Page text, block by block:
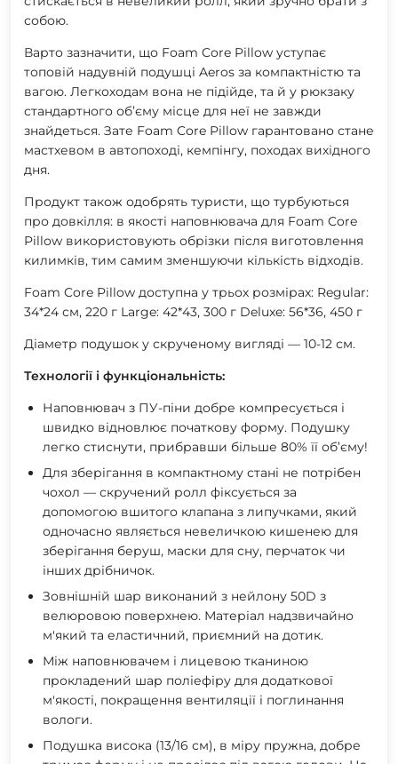
собою.
Варто зазначити, що Foam Core Pillow уступає
топовій надувній подушці Aeros за компактністю та
вагою. Легкоходам вона не підійде, та й у рюкзаку
стандартного об’єму місце для неї не завжди
знайдеться. Зате Foam Core Pillow гарантовано стане
мастхевом в автопоході, кемпінгу, походах вихідного
дня.
Продукт також одобрять туристи, що турбуються
про довкілля: в якості наповнювача для Foam Core
Pillow використовують обрізки після виготовлення
килимків, тим самим зменшуючи кількість відходів.
Foam Core Pillow доступна у трьох розмірах: Regular:
34*24 см, 220 г Large: 42*43, 300 г Deluxe: 56*36, 450 г
Діаметр подушок у скрученому вигляді — 10-12 см.
Технології і функціональність:
Наповнювач з ПУ-піни добре компресується і
швидко відновлює початкову форму. Подушку
легко стиснути, прибравши більше 80% її об’єму!
Для зберігання в компактному стані не потрібен
чохол — скручений ролл фіксується за
допомогою вшитого клапана з липучками, який
одночасно являється невеличкою кишенею для
зберігання беруш, маски для сну, перчаток чи
інших дрібничок.
Зовнішній шар виконаний з нейлону 50D з
велюровою поверхнею. Матеріал надзвичайно
м'який та еластичний, приємний на дотик.
Між наповнювачем і лицевою тканиною
прокладений шар поліефіру для додаткової
м'якості, покращення вентиляції і поглинання
вологи.
Подушка висока (13/16 см), в міру пружна, добре